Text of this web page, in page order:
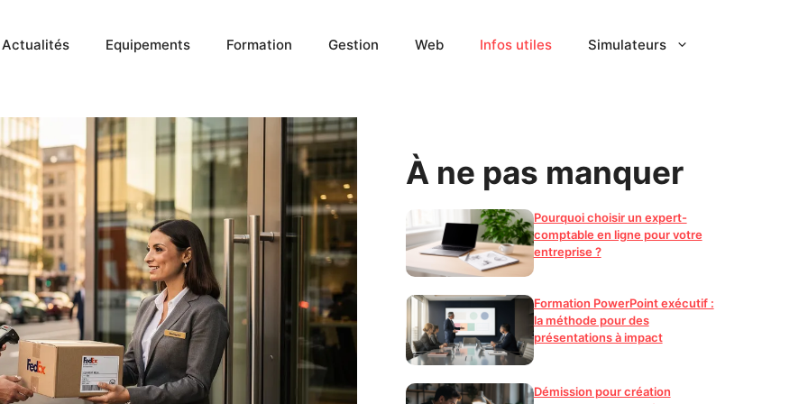
Actualités Equipements Formation Gestion Web Infos utiles Simulateurs
À ne pas manquer
Pourquoi choisir un expert-
comptable en ligne pour votre
entreprise ?
Formation PowerPoint exécutif :
la méthode pour des
présentations à impact
Démission pour création